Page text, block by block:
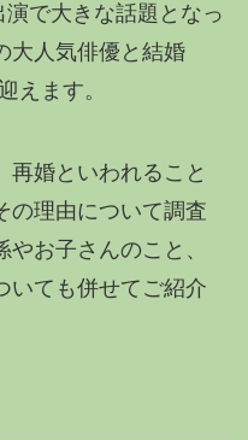
で大きな話題となっ
大人気俳優と結婚
えます。
再婚といわれること
の理由について調査
お子さんのこと、
いても併せてご紹介